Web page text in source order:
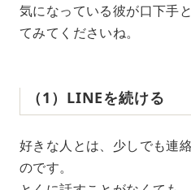
気になっている彼が口下手
てみてくださいね。
（1）LINEを続ける
好きな人とは、少しでも連
のです。